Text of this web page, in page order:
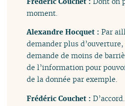
moment.
Alexandre Hocquet :Par
demander plus
demande de moins de
de l’information pour
de la donnée par exemple.
Frédéric Couchet :